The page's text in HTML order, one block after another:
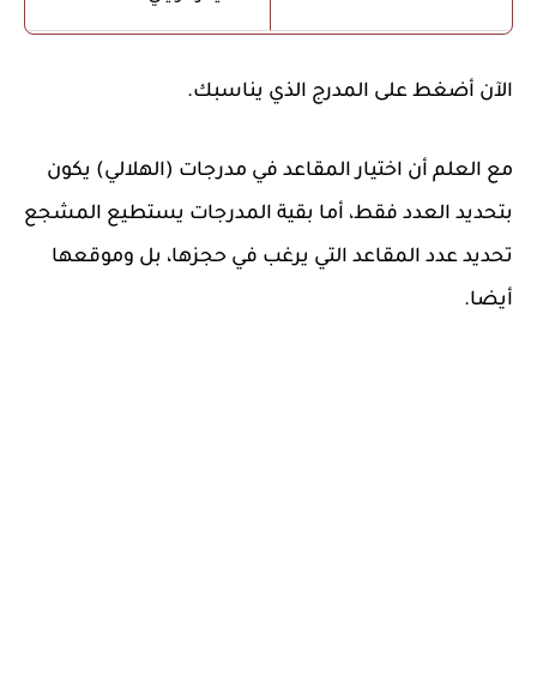
الآن أضغط على المدرج الذي يناسبك.
مع العلم أن اختيار المقاعد في مدرجات (الهلالي) يكون
بتحديد العدد فقط، أما بقية المدرجات يستطيع المشجع
تحديد عدد المقاعد التي يرغب في حجزها، بل وموقعها
أيضا.